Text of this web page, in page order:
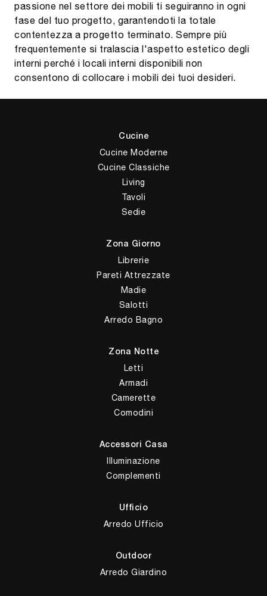
passione nel settore dei mobili ti seguiranno in ogni
fase del tuo progetto, garantendoti la totale
contentezza a progetto terminato. Sempre più
frequentemente si tralascia l'aspetto estetico degli
interni perché i locali interni disponibili non
consentono di collocare i mobili dei tuoi desideri.
Cucine
Cucine Moderne
Cucine Classiche
Living
Tavoli
Sedie
Zona Giorno
Librerie
Pareti Attrezzate
Madie
Salotti
Arredo Bagno
Zona Notte
Letti
Armadi
Camerette
Comodini
Accessori Casa
Illuminazione
Complementi
Ufficio
Arredo Ufficio
Outdoor
Arredo Giardino